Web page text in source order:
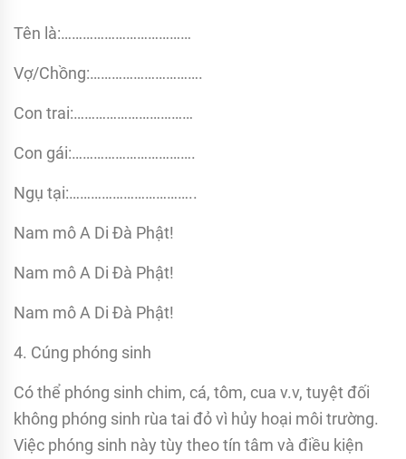
Tên là:………………………………
Vợ/Chồng:………………………….
Con trai:……………………………
Con gái:…………………………….
Ngụ tại:……………………………..
Nam mô A Di Đà Phật!
Nam mô A Di Đà Phật!
Nam mô A Di Đà Phật!
4. Cúng phóng sinh
Có thể phóng sinh chim, cá, tôm, cua v.v, tuyệt đối
không phóng sinh rùa tai đỏ vì hủy hoại môi trường.
Việc phóng sinh này tùy theo tín tâm và điều kiện